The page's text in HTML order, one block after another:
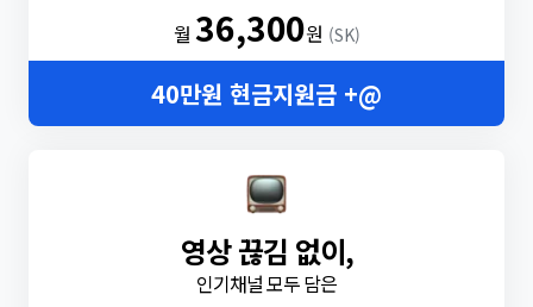
월36,300원 (SK)
40만원 현금지원금 +@
영상 끊김 없이,
인기채널 모두 담은